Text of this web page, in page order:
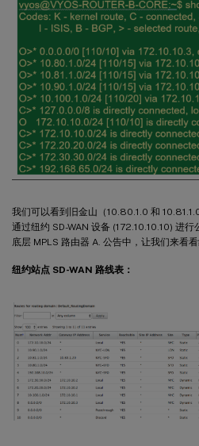
我们可以看到旧金山（10.80.1.0 和
通过纽约 SD-WAN 设备 (172.10.10.10) 进
底层 MPLS 路由器 A. 公告中，让我们来看看
纽约站点 SD-WAN 路线表：